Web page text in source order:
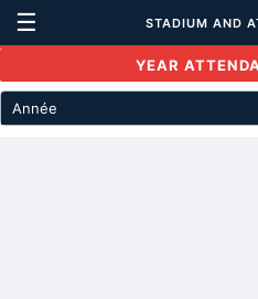
☰ STADIUM AND
YEAR
Année